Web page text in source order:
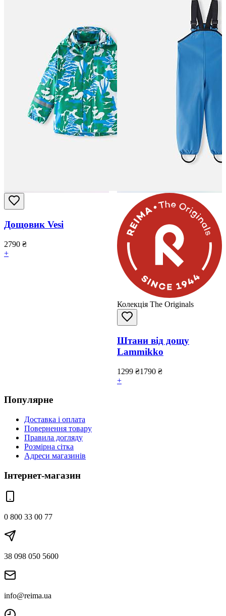
Дощовик Vesi
2790 ₴
+
Колекція The Originals
Штани від дощу
Lammikko
1299 ₴1790 ₴
+
Популярне
Доставка і оплата
Повернення товару
Правила догляду
Розмірна сітка
Адреси магазинів
Інтернет-магазин
0 800 33 00 77
38 098 050 5600
info@reima.ua